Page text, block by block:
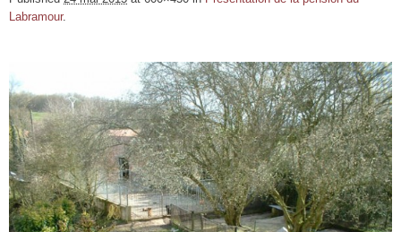
Labramour.